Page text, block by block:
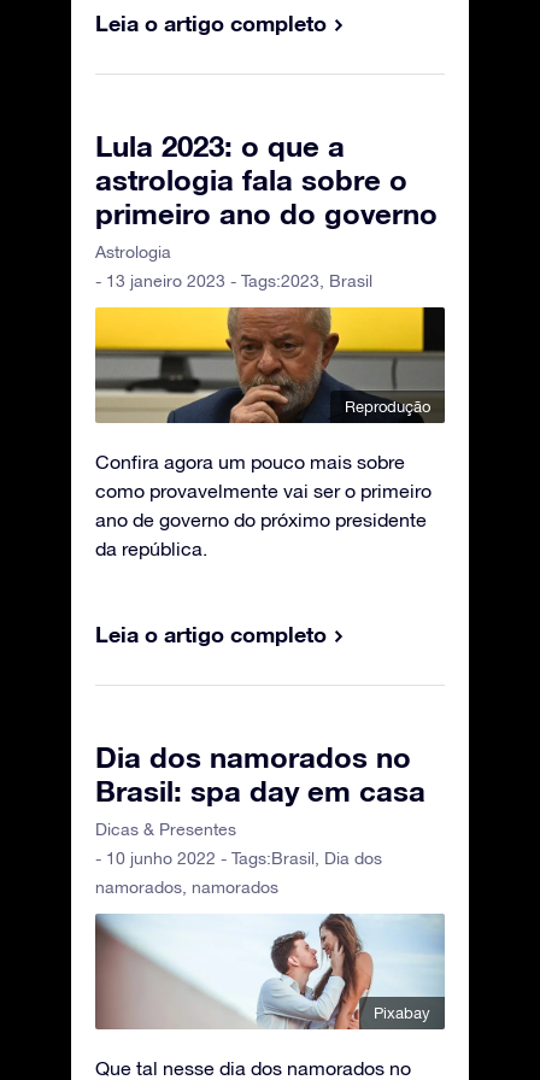
Leia o artigo completo
Lula 2023: o que a
astrologia fala sobre o
primeiro ano do governo
Astrologia
- 13 janeiro 2023 - Tags:2023, Brasil
Reprodução
Confira agora um pouco mais sobre
como provavelmente vai ser o primeiro
ano de governo do próximo presidente
da república.
Leia o artigo completo
Dia dos namorados no
Brasil: spa day em casa
Dicas & Presentes
- 10 junho 2022 - Tags:Brasil Dia dos
namorados namorados
Pixabay
Que tal nesse dia dos namorados no